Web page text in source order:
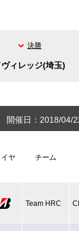
ィレッジ(埼玉)
決勝
開催日：2018/04/
イヤ チーム
Team HRC